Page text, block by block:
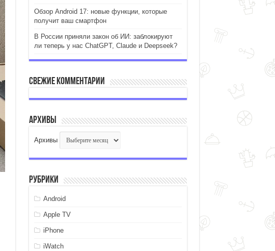
Обзор Android 17: новые функции, которые
получит ваш смартфон
В России приняли закон об ИИ: заблокируют
ли теперь у нас ChatGPT, Claude и Deepseek?
Свежие комментарии
Архивы
Архивы
Рубрики
Android
Apple TV
iPhone
iWatch